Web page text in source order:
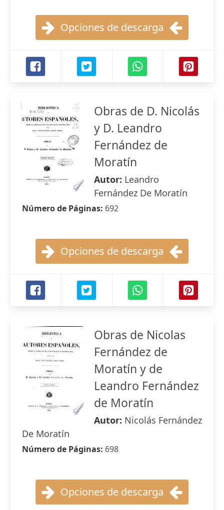
Opciones de descarga
Obras de D. Nicolás
y D. Leandro
Fernández de
Moratín
Autor: Leandro
Fernández De Moratín
Número de Páginas: 692
Opciones de descarga
Obras de Nicolas
Fernández de
Moratín y de
Leandro Fernández
de Moratín
Autor: Nicolás Fernández
De Moratín
Número de Páginas: 698
Opciones de descarga